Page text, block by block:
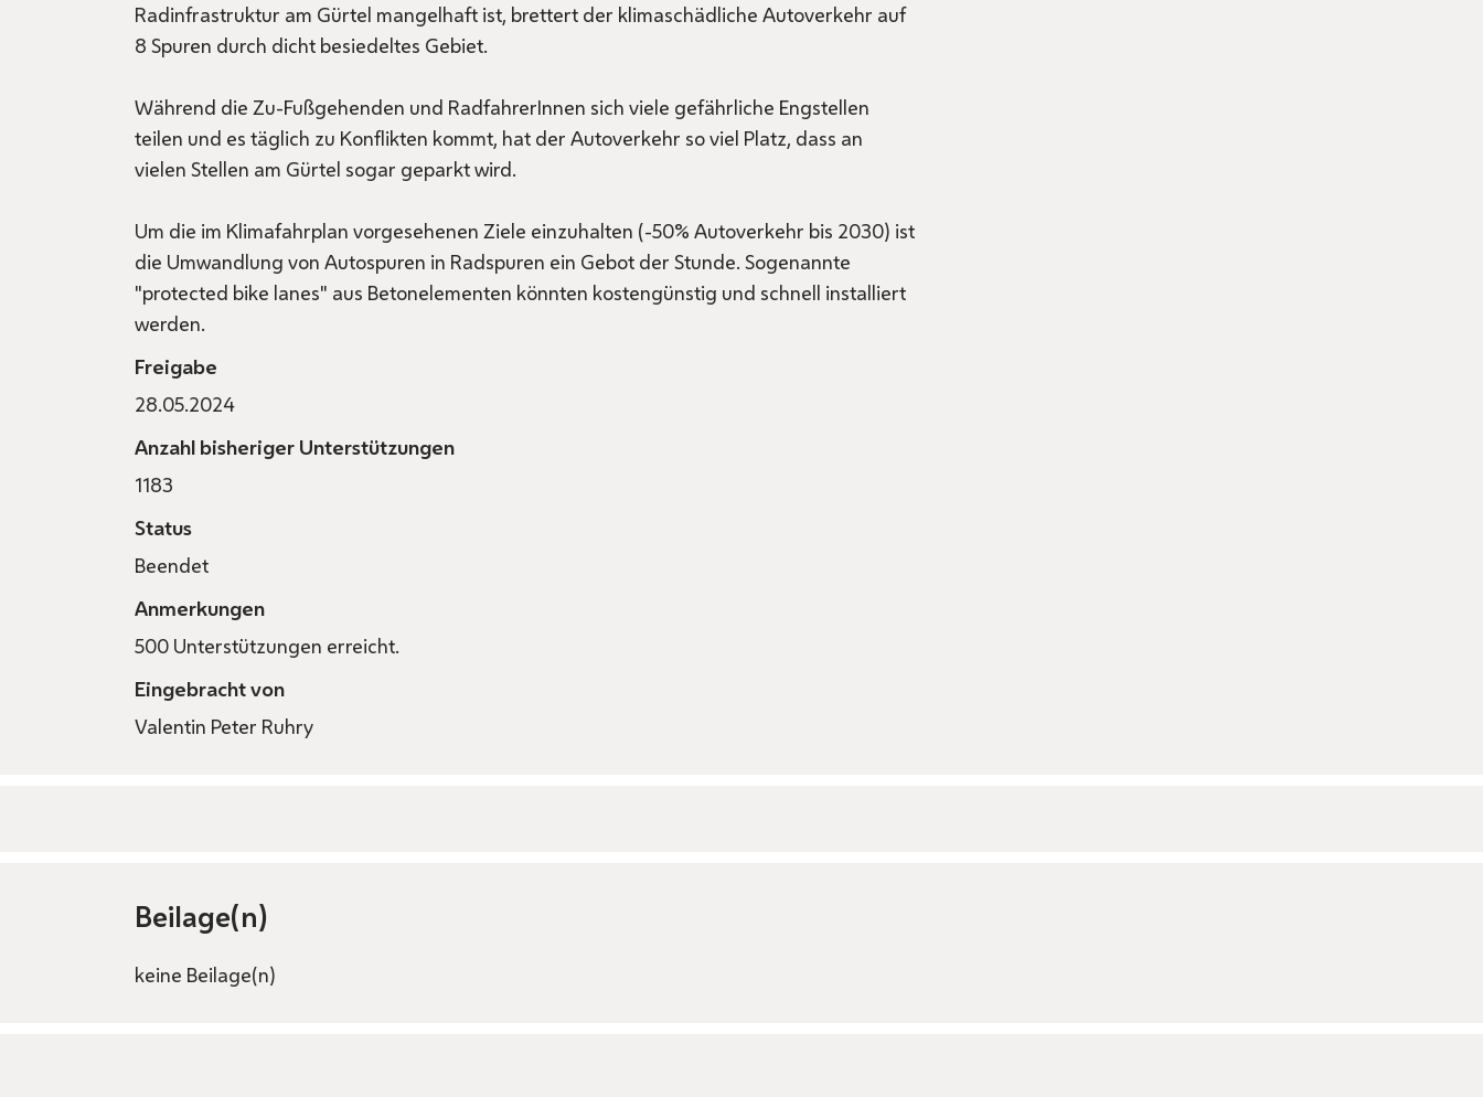
Radinfrastruktur am Gürtel mangelhaft ist, brettert der klimaschädliche Autoverkehr auf
8 Spuren durch dicht besiedeltes Gebiet.
Während die Zu-Fußgehenden und RadfahrerInnen sich viele gefährliche Engstellen
teilen und es täglich zu Konflikten kommt, hat der Autoverkehr so viel Platz, dass an
vielen Stellen am Gürtel sogar geparkt wird.
Um die im Klimafahrplan vorgesehenen Ziele einzuhalten (-50% Autoverkehr bis 2030) ist
die Umwandlung von Autospuren in Radspuren ein Gebot der Stunde. Sogenannte
"protected bike lanes" aus Betonelementen könnten kostengünstig und schnell installiert
werden.
Freigabe
28.05.2024
Anzahl bisheriger Unterstützungen
1183
Status
Beendet
Anmerkungen
500 Unterstützungen erreicht.
Eingebracht von
Valentin Peter Ruhry
Beilage(n)
keine Beilage(n)